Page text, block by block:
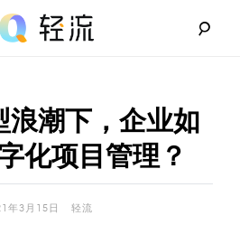
浪潮下，企业如
化项目管理？
年3月15日 轻流